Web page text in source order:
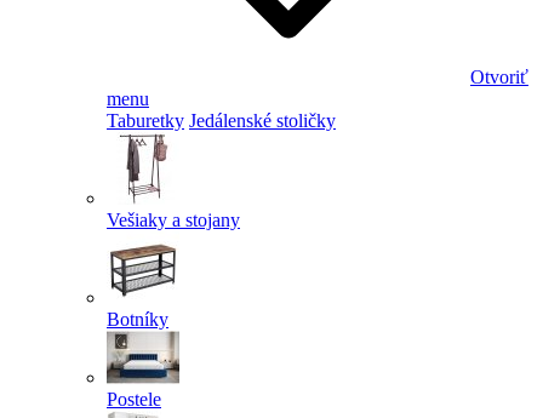
Otvoriť
menu
Taburetky Jedálenské stoličky
Vešiaky a stojany
Botníky
Postele